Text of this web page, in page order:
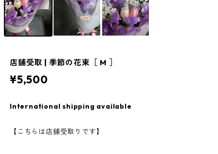
店舗受取 | 季節の花束［ M ］
¥5,500
International shipping available
【こちらは店舗受取りです】